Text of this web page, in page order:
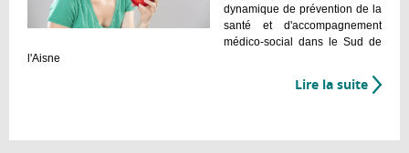
dynamique de prévention de la
santé et d'accompagnement
médico-social dans le Sud de
l'Aisne
Lire la suite de
Local